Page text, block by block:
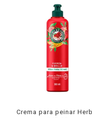
Crema para peinar